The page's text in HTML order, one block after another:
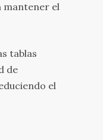
mantener el
tablas
de
el